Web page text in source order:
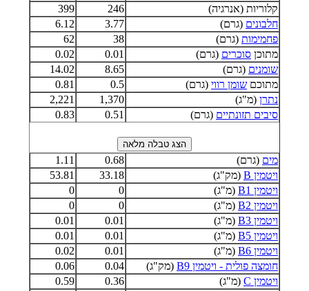
קלוריות (אנרגיה)
246
399
חלבונים (גרם) 3.77
6.12
פחמימות (גרם) 38
62
מתוכן סוכרים (גרם) 0.01
0.02
שומנים (גרם) 8.65
14.02
מתוכם שומן רווי (גרם) 0.5
0.81
נתרן (מ"ג) 1,370
2,221
סיבים תזונתיים (גרם) 0.51
0.83
מים (גרם) 0.68
1.11
ויטמין B
(מק"ג) 33.18
53.81
ויטמין B1
(מ"ג) 0
0
ויטמין B2
(מ"ג) 0
0
ויטמין B3
(מ"ג) 0.01
0.01
ויטמין B5
(מ"ג) 0.01
0.01
ויטמין B6
(מ"ג) 0.01
0.02
חומצה פולית - ויטמין B9
(מק"ג) 0.04
0.06
ויטמין C
(מ"ג) 0.36
0.59